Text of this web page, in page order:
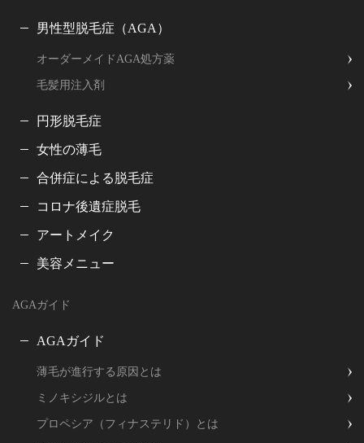
男性型脱毛症（AGA）
オーダーメイドAGA処方薬
毛髪用注入剤
円形脱毛症
女性の薄毛
合併症による脱毛症
コロナ後遺症脱毛
アートメイク
美容メニュー
AGAガイド
AGAガイド
薄毛が進行する原因とは
ミノキシジルとは
プロペシア（フィナステリド）とは